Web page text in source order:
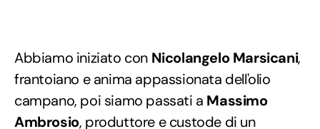
Abbiamo iniziato con Nicolangelo Marsicani,
frantoiano e anima appassionata dell'olio
campano, poi siamo passati a Massimo
Ambrosio, produttore e custode di un